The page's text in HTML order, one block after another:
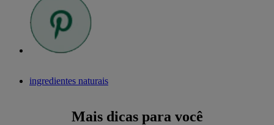
ingredientes naturais
Mais dicas para você